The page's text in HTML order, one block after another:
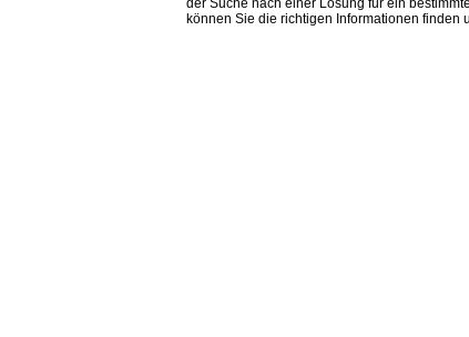
der Suche nach einer Lösung für ein
können Sie die richtigen Informationen finden